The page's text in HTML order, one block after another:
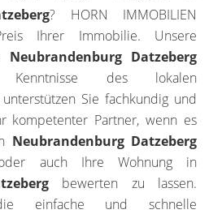
? HORN IMMOBILIEN
Ihrer Immobilie. Unsere
Neubrandenburg Datzeberg
Kenntnisse des lokalen
Sie fachkundig und
kompetenter Partner, wenn es
Neubrandenburg Datzeberg
auch Ihre Wohnung in
bewerten zu lassen.
einfache und schnelle